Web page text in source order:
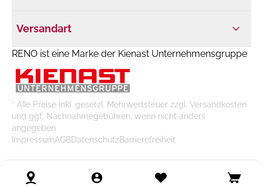
Versandart
RENO ist eine Marke der Kienast Unternehmensgruppe
* Alle Preise inkl. gesetzl. Mehrwertsteuer zzgl. Versandkosten
und ggf. Nachnahmegebühren, wenn nicht anders
angegeben
ImpressumAGBDatenschutzBarrierefreiheit